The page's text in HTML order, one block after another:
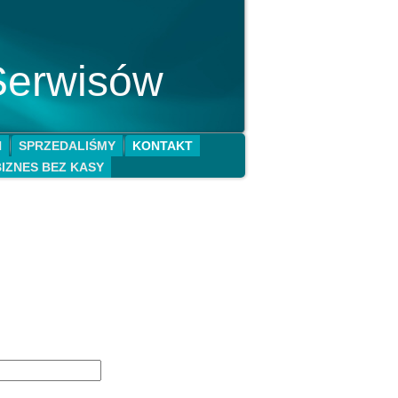
SPRZEDALIŚMY
KONTAKT
BEZ KASY